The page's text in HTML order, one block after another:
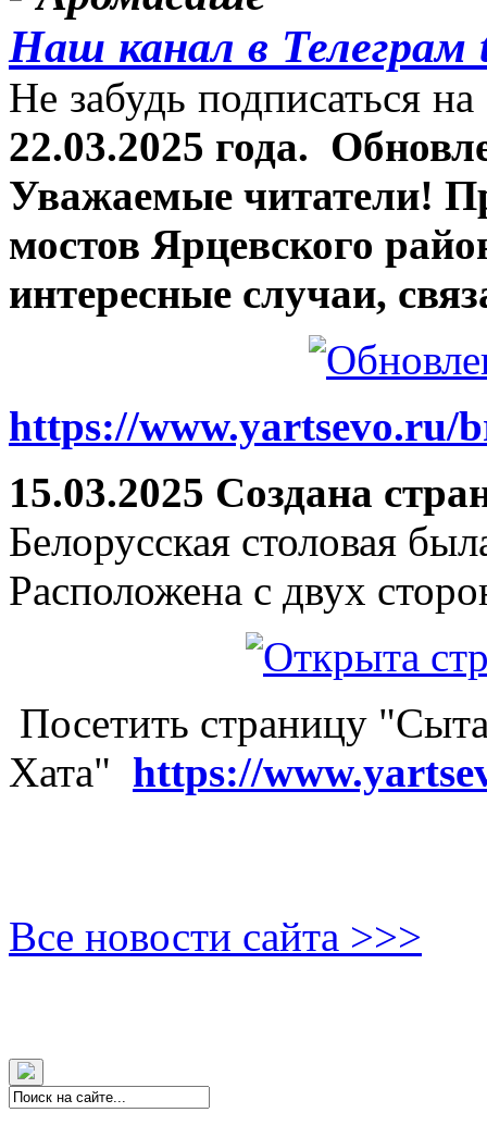
Наш канал в Телеграм
Не забудь подписаться
22.03.2025 года.
Уважаемые читатели!
мостов Ярцевского
интересные случаи,
https://www.yartsevo.ru/
15.03.2025 Создана
Белорусская столовая
Расположена с двух
Посетить страницу
Хата" https://
Все новости сайта >>>